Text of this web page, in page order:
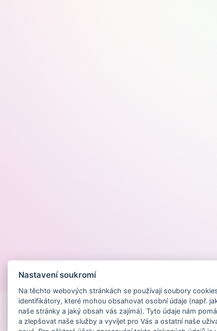
Nastavení soukromí
Na těchto webových stránkách se používají soubory
identifikátory, které mohou obsahovat osobní údaje (např.
naše stránky a jaký obsah vás zajímá). Tyto údaje nám
a zlepšovat naše služby a vyvíjet pro Vás a ostatní naše